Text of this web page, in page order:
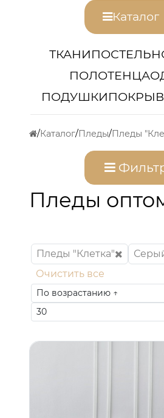
Каталог
ТКАНИ
ПОЛОТЕНЦА
ПОДУШКИ
Каталог Пледы Пледы
Пледы
Пледы "Клетка"
Очистить все